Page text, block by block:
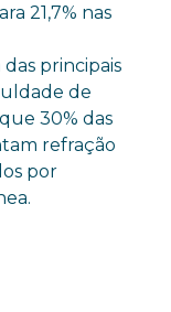
21,7% nas
principais
de
30% das
refração
por